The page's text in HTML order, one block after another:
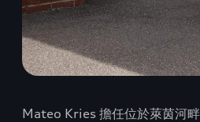
Mateo Kries 擔任位於萊茵河